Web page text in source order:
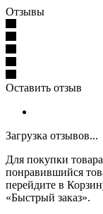
Отзывы
Оставить отзыв
Загрузка отзывов...
Для покупки
понравившийся
перейдите в
«Быстрый заказ».